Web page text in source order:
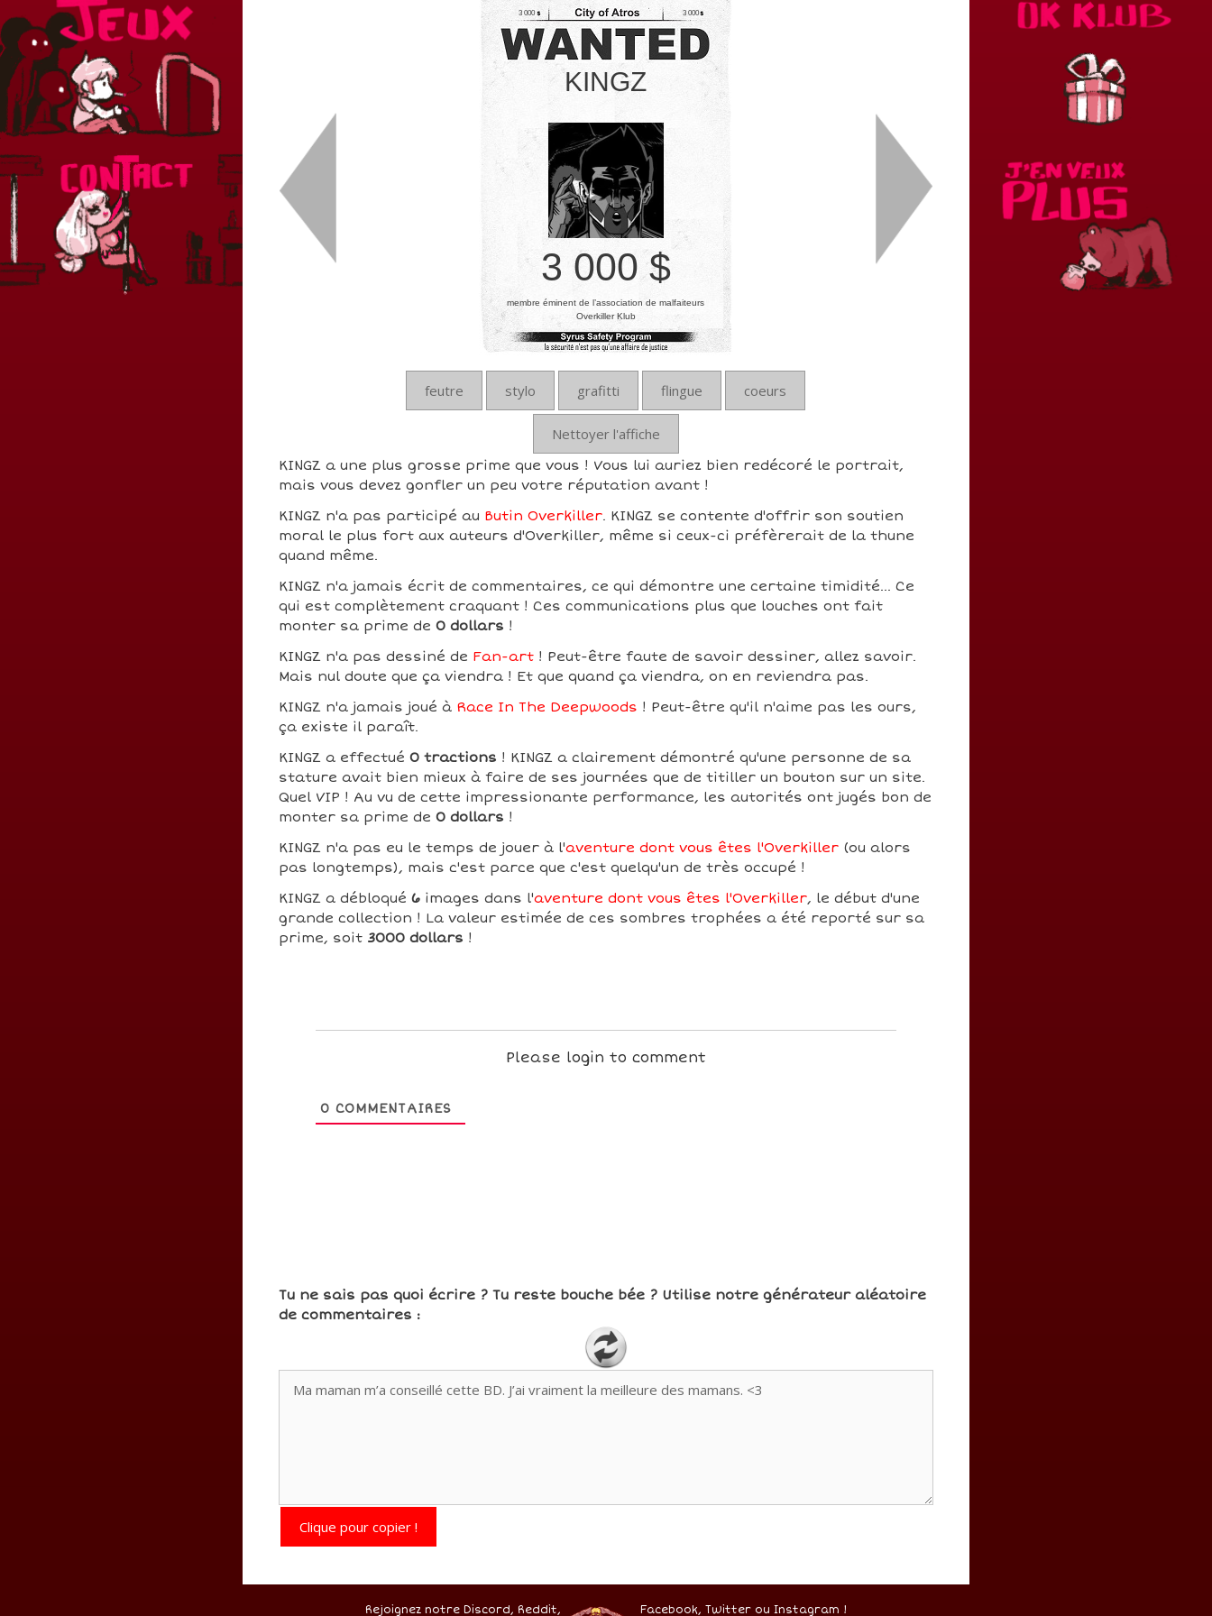
3 000
KINGZ
3 000
3 000 $
membre éminent de l’association de malfaiteurs
Overkiller Klub
feutre stylo grafitti flingue coeurs
Nettoyer l'affiche
KINGZ a une plus grosse prime que vous ! Vous lui auriez bien redécoré le portrait,
mais vous devez gonfler un peu votre réputation avant !
KINGZ n'a pas participé au Butin Overkiller. KINGZ se contente d'offrir son soutien
moral le plus fort aux auteurs d'Overkiller, même si ceux-ci préfèrerait de la thune
quand même.
KINGZ n'a jamais écrit de commentaires, ce qui démontre une certaine timidité... Ce
qui est complètement craquant ! Ces communications plus que louches ont fait
monter sa prime de 0 dollars !
KINGZ n'a pas dessiné de Fan-art! Peut-être faute de savoir dessiner, allez savoir.
Mais nul doute que ça viendra ! Et que quand ça viendra, on en reviendra pas.
KINGZ n'a jamais joué à Race In The Deepwoods ! Peut-être qu'il n'aime pas les ours,
ça existe il paraît.
KINGZ a effectué 0 tractions ! KINGZ a clairement démontré qu'une personne de sa
stature avait bien mieux à faire de ses journées que de titiller un bouton sur un site.
Quel VIP ! Au vu de cette impressionante performance, les autorités ont jugés bon de
monter sa prime de 0 dollars !
KINGZ n'a pas eu le temps de jouer à l'aventure dont vous êtes l'Overkiller(ou alors
pas longtemps), mais c'est parce que c'est quelqu'un de très occupé !
KINGZ a débloqué 6images dans l'aventure dont vous êtes l'Overkiller, le début d'une
grande collection ! La valeur estimée de ces sombres trophées a été reporté sur sa
prime, soit 3000 dollars !
Please login to comment
0 COMMENTAIRES
Tu ne sais pas quoi écrire ? Tu reste bouche bée ? Utilise notre générateur aléatoire
de commentaires :
Clique pour copier !
Rejoignez notre Discord, Reddit, Facebook, Twitter ou Instagram !